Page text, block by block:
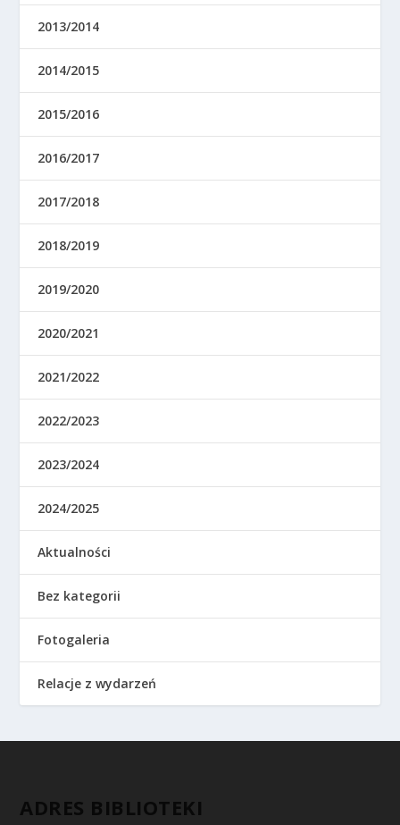
2013/2014
2014/2015
2015/2016
2016/2017
2017/2018
2018/2019
2019/2020
2020/2021
2021/2022
2022/2023
2023/2024
2024/2025
Aktualności
Bez kategorii
Fotogaleria
Relacje z wydarzeń
ADRES BIBLIOTEKI